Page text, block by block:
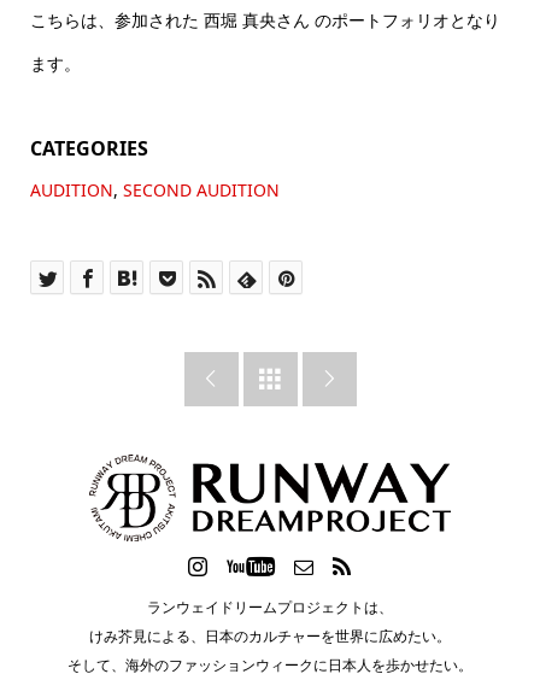
こちらは、参加された 西堀 真央さん のポートフォリオとなり
ます。
CATEGORIES
AUDITION, SECOND AUDITION
  
ランウェイドリームプロジェクトは、
けみ芥見による、日本のカルチャーを世界に広めたい。
そして、海外のファッションウィークに日本人を歩かせたい。